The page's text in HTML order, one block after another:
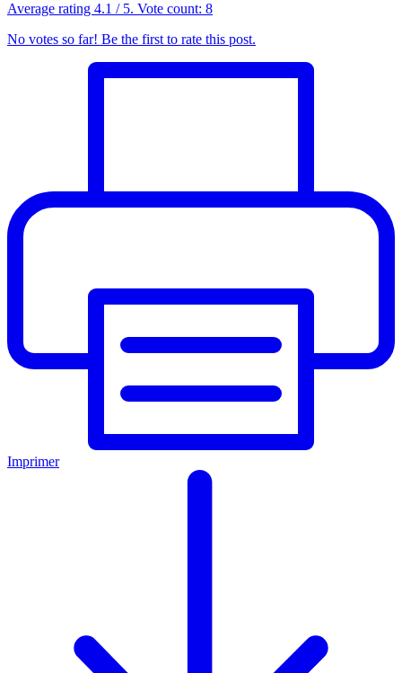
Average rating 4.1 / 5. Vote count: 8
No votes so far! Be the first to rate this post.
Imprimer